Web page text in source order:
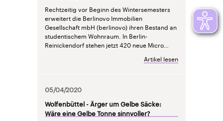
Rechtzeitig vor Beginn des Wintersemesters
erweitert die Berlinovo Immobilien
Gesellschaft mbH (berlinovo) ihren Bestand an
studentischem Wohnraum. In Berlin-
Reinickendorf stehen jetzt 420 neue Micro…
Artikel lesen
05/04/2020
Wolfenbüttel - Ärger um Gelbe Säcke:
Wäre eine Gelbe Tonne sinnvoller?